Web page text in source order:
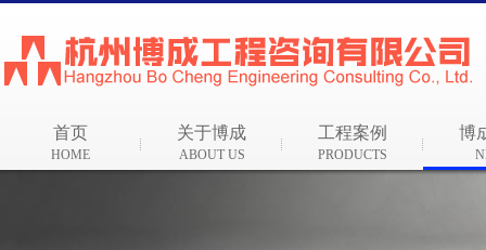
首页
HOME
关于博成
ABOUT US
工程案例
PRODUCTS
博